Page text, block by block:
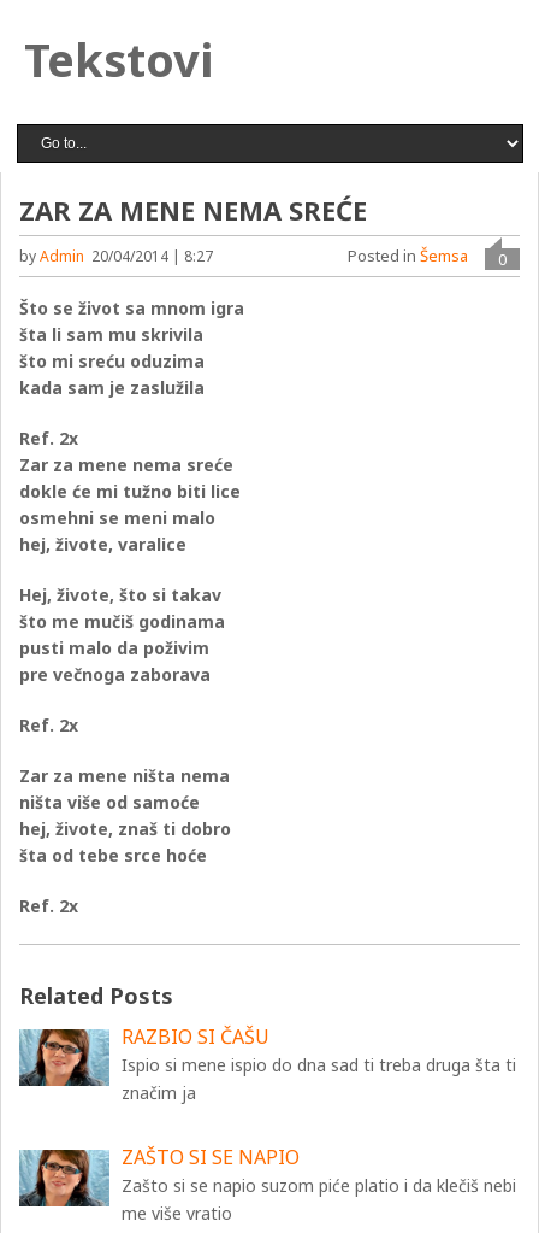
Tekstovi
ZAR ZA MENE NEMA SREĆE
byAdmin 20/04/2014 | 8:27 0
Posted in Šemsa
Što se život sa mnom igra
šta li sam mu skrivila
što mi sreću oduzima
kada sam je zaslužila
Ref. 2x
Zar za mene nema sreće
dokle će mi tužno biti lice
osmehni se meni malo
hej, živote, varalice
Hej, živote, što si takav
što me mučiš godinama
pusti malo da poživim
pre večnoga zaborava
Ref. 2x
Zar za mene ništa nema
ništa više od samoće
hej, živote, znaš ti dobro
šta od tebe srce hoće
Ref. 2x
Related Posts
RAZBIO SI ČAŠU
Ispio si mene ispio do dna sad ti treba druga šta ti
značim ja
ZAŠTO SI SE NAPIO
Zašto si se napio suzom piće platio i da klečiš nebi
me više vratio